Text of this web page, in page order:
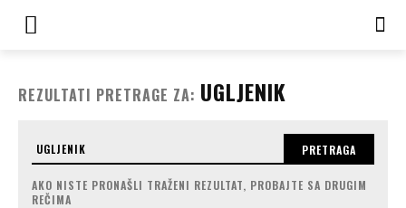
REZULTATI PRETRAGE ZA: UGLJENIK
PRETRAGA
AKO NISTE PRONAŠLI TRAŽENI REZULTAT, PROBAJTE SA DRUGIM
REČIMA